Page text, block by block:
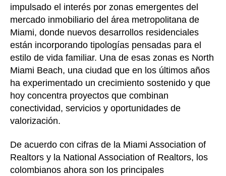
impulsado el interés por zonas emergentes del
mercado inmobiliario del área metropolitana de
Miami, donde nuevos desarrollos residenciales
están incorporando tipologías pensadas para el
estilo de vida familiar. Una de esas zonas es North
Miami Beach, una ciudad que en los últimos años
ha experimentado un crecimiento sostenido y que
hoy concentra proyectos que combinan
conectividad, servicios y oportunidades de
valorización.
De acuerdo con cifras de la Miami Association of
Realtors y la National Association of Realtors, los
colombianos ahora son los principales